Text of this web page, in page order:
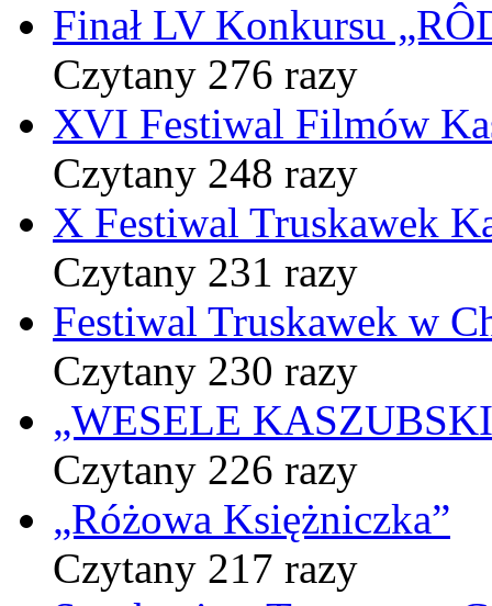
Finał LV Konkursu
Czytany 276 razy
XVI Festiwal Filmów
Czytany 248 razy
X Festiwal Truskawek
Czytany 231 razy
Festiwal Truskawek w
Czytany 230 razy
„WESELE
Czytany 226 razy
„Różowa Księżniczka”
Czytany 217 razy